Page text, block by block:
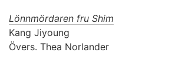
Lönnmördaren fru Shim
Kang Jiyoung
Övers. Thea Norlander